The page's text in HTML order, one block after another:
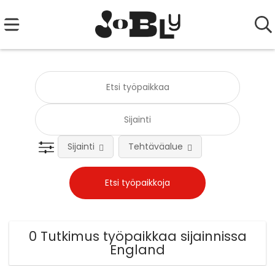
Sijainti Tehtäväalue
0 Tutkimus työpaikkaa sijainnissa
England